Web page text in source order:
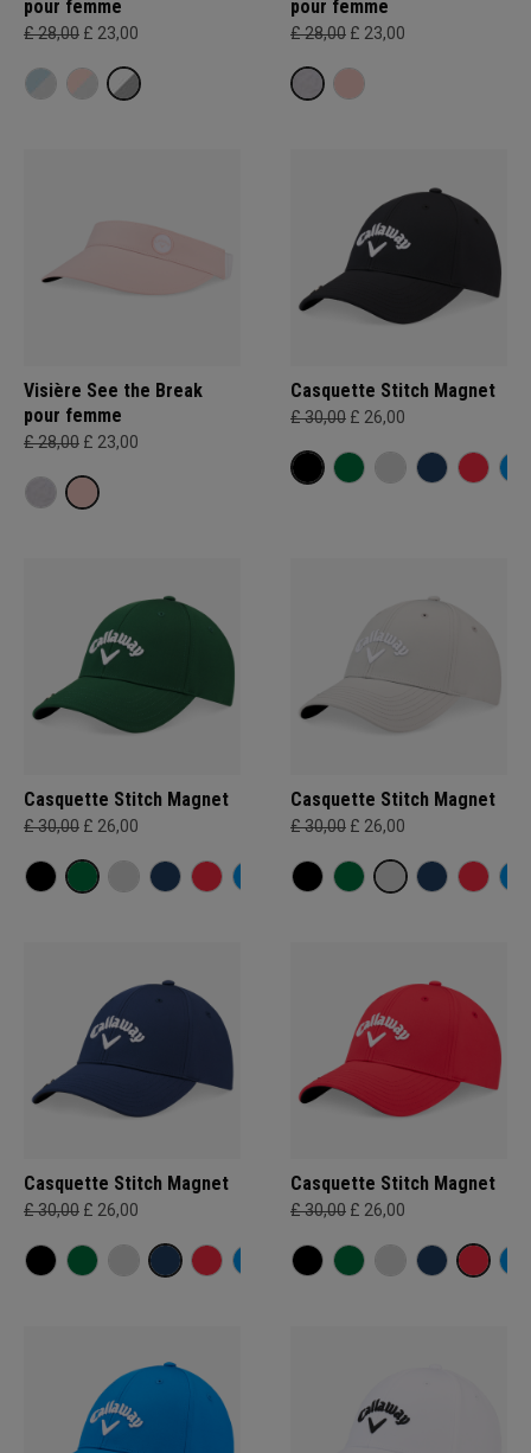
pour femme
£ 28,00 £ 23,00
pour femme
£ 28,00 £ 23,00
Visière See the Break
pour femme
£ 28,00 £ 23,00
Casquette Stitch Magnet
£ 30,00 £ 26,00
Casquette Stitch Magnet
£ 30,00 £ 26,00
Casquette Stitch Magnet
£ 30,00 £ 26,00
Casquette Stitch Magnet
£ 30,00 £ 26,00
Casquette Stitch Magnet
£ 30,00 £ 26,00